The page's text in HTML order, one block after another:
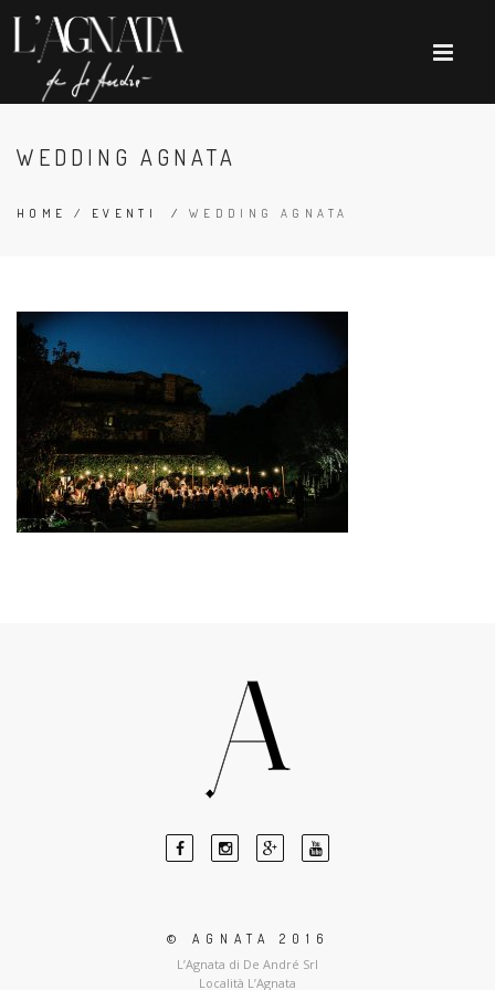
WEDDING AGNATA
HOME / EVENTI / WEDDING AGNATA
© AGNATA 2016
L’Agnata di De André Srl
Località L’Agnata